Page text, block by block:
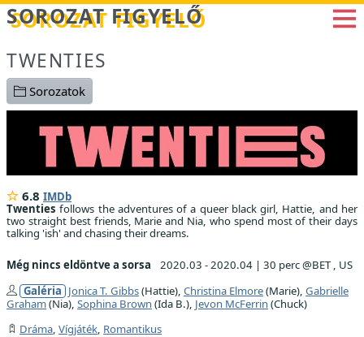
Betöltés...
SOROZAT FIGYELŐ
TWENTIES
Sorozatok
6.8 IMDb
Twenties follows the adventures of a queer black girl, Hattie, and her
two straight best friends, Marie and Nia, who spend most of their days
talking 'ish' and chasing their dreams.
Még nincs eldöntve a sorsa 2020.03 - 2020.04 | 30 perc @BET , US
Galéria Jonica T. Gibbs(Hattie), Christina Elmore(Marie), Gabrielle
Graham(Nia), Sophina Brown (Ida B.), Jevon McFerrin (Chuck)
Dráma, Vígjáték, Romantikus